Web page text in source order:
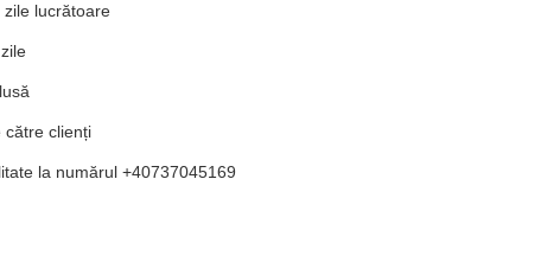
lucrătoare
către clienți
la numărul +40737045169